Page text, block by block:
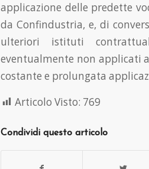
applicazione delle predette
da Confindustria, e, di
ulteriori istituti
eventualmente non applicati
costante e prolungata
Articolo Visto: 769
Condividi questo articolo